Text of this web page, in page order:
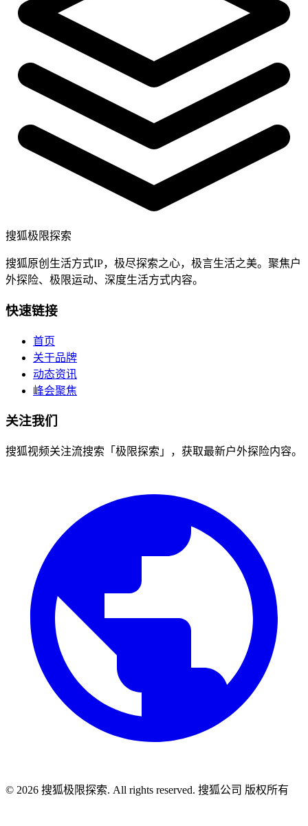
搜狐极限探索
搜狐原创生活方式IP，极尽探索之心，极言生活之美。聚焦户
外探险、极限运动、深度生活方式内容。
快速链接
首页
关于品牌
动态资讯
峰会聚焦
关注我们
搜狐视频关注流搜索「极限探索」，获取最新户外探险内容。
© 2026 搜狐极限探索. All rights reserved. 搜狐公司 版权所有